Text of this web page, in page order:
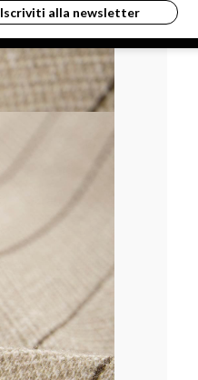
Iscriviti alla newsletter